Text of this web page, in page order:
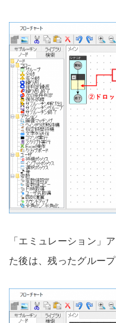
「エミュレーション」
た後は、残ったグルー